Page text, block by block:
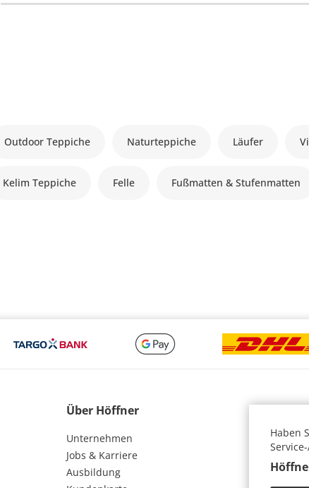
Outdoor Teppiche Naturteppiche Läufer
Kelim Teppiche Felle Fußmatten & Stufenmatten
Über Höffner
Unternehmen
Jobs & Karriere
Ausbildung
Haben